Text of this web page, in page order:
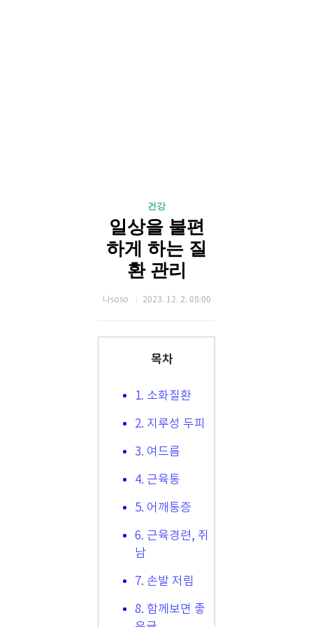
건강
일상을 불편
하게 하는 질
환 관리
나soso 2023. 12. 2. 08:00
목차
1. 소화질환
2. 지루성 두피
3. 여드름
4. 근육통
5. 어깨통증
6. 근육경련, 쥐
남
7. 손발 저림
8. 함께보면 좋